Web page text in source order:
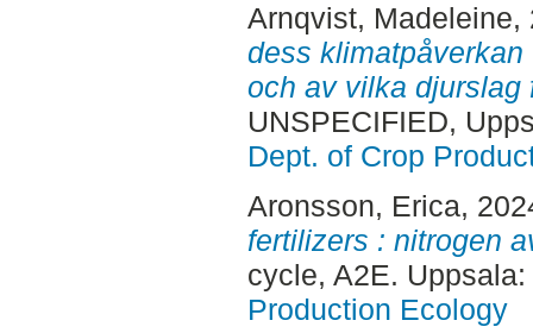
Arnqvist, Madeleine,
dess
och av vilka djurslag
UNSPECIFIED,
Dept. of Crop
Aronsson, Erica,
fertilizers : nitrogen
cycle, A2E. Uppsala:
Production Ecology